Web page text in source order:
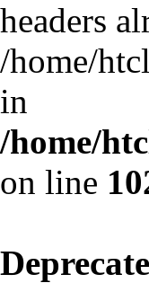
headers
/home/
in
/home/
on line